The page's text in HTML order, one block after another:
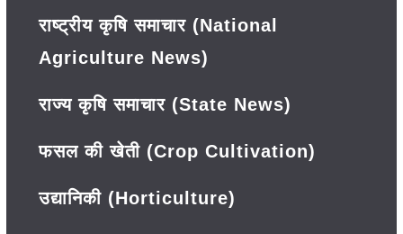
राष्ट्रीय कृषि समाचार (National
Agriculture News)
राज्य कृषि समाचार (State News)
फसल की खेती (Crop Cultivation)
उद्यानिकी (Horticulture)